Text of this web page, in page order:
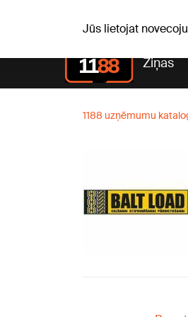
Jūs lietojat
Ziņas
1188 uzņēmumu